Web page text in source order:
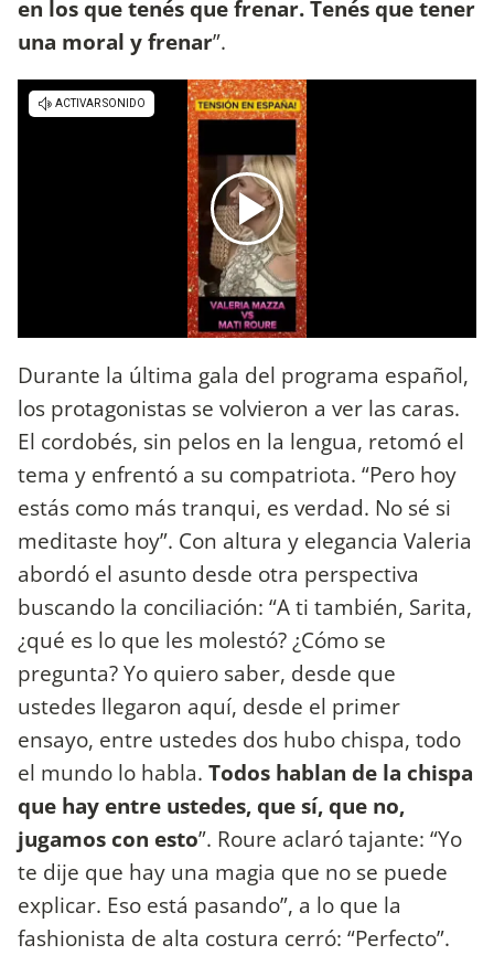
en los que tenés que frenar. Tenés que tener
una moral y frenar”.
Durante la última gala del programa español,
los protagonistas se volvieron a ver las caras.
El cordobés, sin pelos en la lengua, retomó el
tema y enfrentó a su compatriota. “Pero hoy
estás como más tranqui, es verdad. No sé si
meditaste hoy”. Con altura y elegancia Valeria
abordó el asunto desde otra perspectiva
buscando la conciliación: “A ti también, Sarita,
¿qué es lo que les molestó? ¿Cómo se
pregunta? Yo quiero saber, desde que
ustedes llegaron aquí, desde el primer
ensayo, entre ustedes dos hubo chispa, todo
el mundo lo habla. Todos hablan de la chispa
que hay entre ustedes, que sí, que no,
jugamos con esto”. Roure aclaró tajante: “Yo
te dije que hay una magia que no se puede
explicar. Eso está pasando”, a lo que la
fashionista de alta costura cerró: “Perfecto”.